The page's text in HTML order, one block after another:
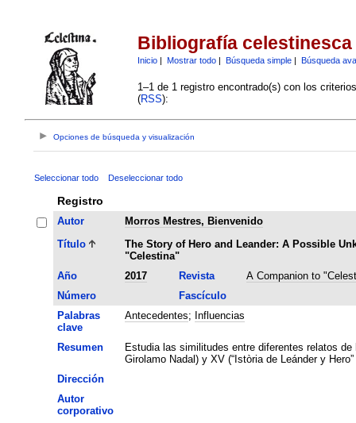
Bibliografía celestinesca
Inicio| Mostrar todo| Búsqueda simple| Búsqueda
1–1 de 1 registro encontrado(s) con los
(RSS):
Opciones de búsqueda y visualización
Seleccionar todo Deseleccionar todo
Registro
Autor
Morros Mestres, Bienvenido
Título
The Story of Hero and Leander: A Possible
"Celestina"
Año
2017 Revista
A Companion to
Número
Fascículo
Palabras
clave
Antecedentes; Influencias
Resumen
Estudia las similitudes entre diferentes relatos
Girolamo Nadal) y XV (“Istòria de Leánder y
Dirección
Autor
corporativo